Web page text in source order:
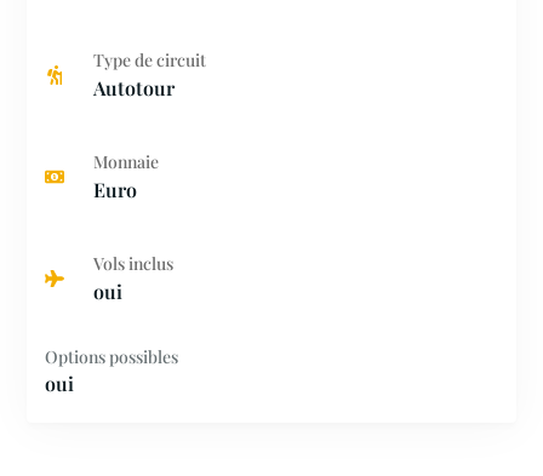
Type de circuit
Autotour
Monnaie
Euro
Vols inclus
oui
Options possibles
oui